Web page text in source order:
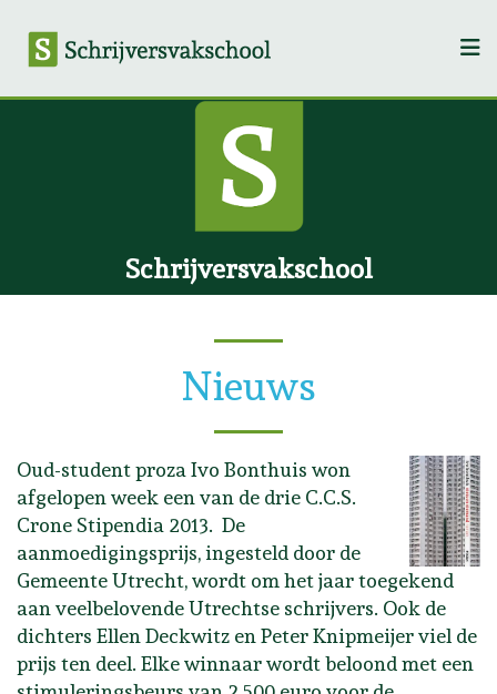
Schrijversvakschool
Nieuws
Oud-student proza Ivo Bonthuis won
afgelopen week een van de drie C.C.S.
Crone Stipendia 2013. De
aanmoedigingsprijs, ingesteld door de
Gemeente Utrecht, wordt om het jaar toegekend
aan veelbelovende Utrechtse schrijvers. Ook de
dichters Ellen Deckwitz en Peter Knipmeijer viel de
prijs ten deel. Elke winnaar wordt beloond met een